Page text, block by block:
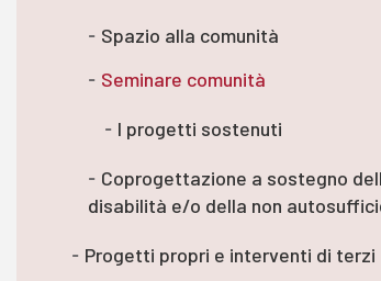
Spazio alla comunità
Seminare comunità
I progetti sostenuti
Coprogettazione a sostegno
disabilità e/o della non
Progetti propri e interventi di terzi